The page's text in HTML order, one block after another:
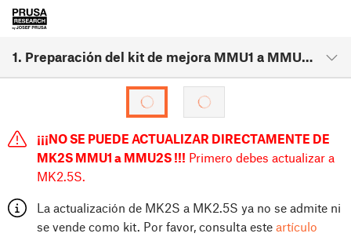
1. Preparación del kit de mejora MMU1 a MMU2S
¡¡¡NO SE PUEDE ACTUALIZAR DIRECTAMENTE DE
MK2S MMU1 a MMU2S !!! Primero debes actualizar a
MK2.5S.
La actualización de MK2S a MK2.5S ya no se admite ni
se vende como kit. Por favor, consulta este artículo